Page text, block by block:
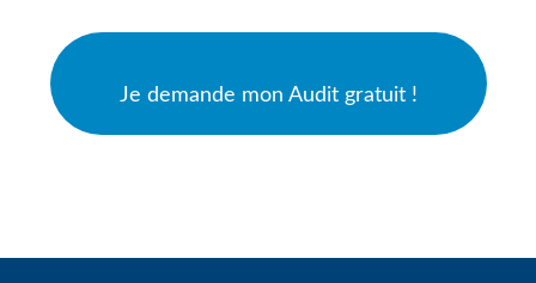
Je demande mon Audit gratuit !